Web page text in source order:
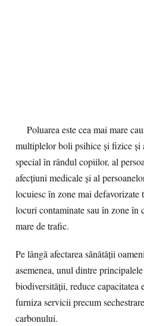
Poluarea este cea mai mare
multiplelor boli psihice și fizice și
special în rândul copiilor, al
afecțiuni medicale și al
locuiesc în zone mai defavorizate
locuri contaminate sau în zone în
mare de trafic.
Pe lângă afectarea sănătății
asemenea, unul dintre
biodiversității, reduce capacitatea
furniza servicii precum
carbonului.